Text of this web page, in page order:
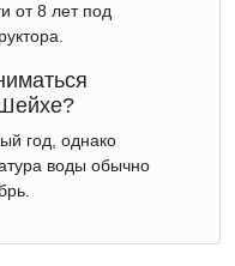
от 8 лет под
год, однако
воды обычно